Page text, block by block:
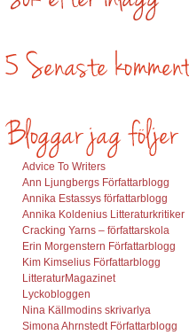
Advice To Writers
Ann Ljungbergs Författarblogg
Annika Estassys författarblogg
Annika Koldenius Litteraturkritiker
Cracking Yarns – författarskola
Erin Morgenstern Författarblogg
Kim Kimselius Författarblogg
LitteraturMagazinet
Lyckobloggen
Nina Källmodins skrivarlya
Simona Ahrnstedt Författarblogg